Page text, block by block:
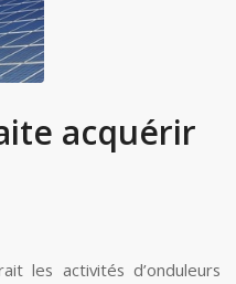
acquérir
les activités d’onduleurs